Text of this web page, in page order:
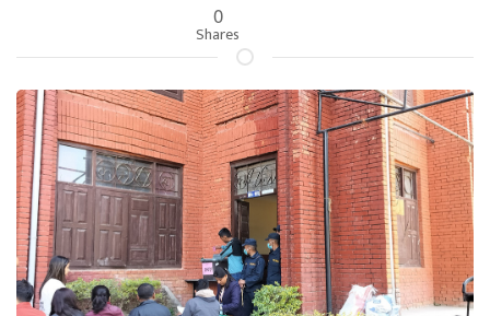
0
Shares